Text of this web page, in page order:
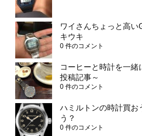
ワイさんちょっと高い
キウキ
0 件のコメント
コーヒーと時計を一緒
投稿記事～
0 件のコメント
ハミルトンの時計買お
う？
0 件のコメント